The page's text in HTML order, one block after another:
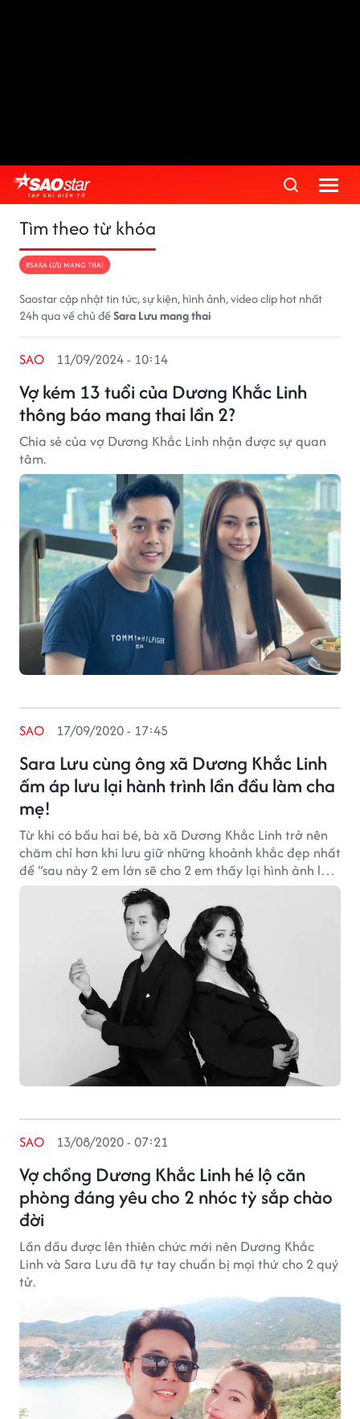
Tìm theo từ khóa
#SARA LƯU MANG THAI
Saostar cập nhật tin tức, sự kiện, hình ảnh, video clip hot nhất
24h qua về chủ đềSara Lưu mang thai
Vợ kém 13 tuổi của Dương Khắc Linh
thông báo mang thai lần 2?
SAO 11/09/2024 - 10:14
Chia sẻ của vợ Dương Khắc Linh nhận được sự quan
tâm.
Sara Lưu cùng ông xã Dương Khắc Linh
ấm áp lưu lại hành trình lần đầu làm cha
mẹ!
SAO 17/09/2020 - 17:45
Từ khi có bầu hai bé, bà xã Dương Khắc Linh trở nên
chăm chỉ hơn khi lưu giữ những khoảnh khắc đẹp nhất
để “sau này 2 em lớn sẽ cho 2 em thấy lại hình ảnh lúc
mẹ bầu 2 em”
Vợ chồng Dương Khắc Linh hé lộ căn
phòng đáng yêu cho 2 nhóc tỳ sắp chào
đời
SAO 13/08/2020 - 07:21
Lần đầu được lên thiên chức mới nên Dương Khắc
Linh và Sara Lưu đã tự tay chuẩn bị mọi thứ cho 2 quý
tử.